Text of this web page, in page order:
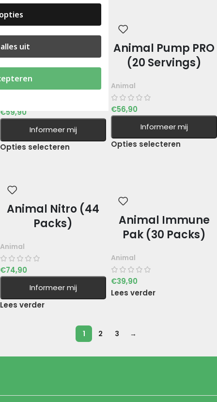
Animal Cuts
Powder (42
servings)
Animal
€59,90
Informeer mij
Opties selecteren
Animal Pump PRO
(20 Servings)
Animal
€56,90
Informeer mij
Opties selecteren
Animal Nitro (44
Packs)
Animal
€74,90
Informeer mij
Lees verder
Animal Immune
Pak (30 Packs)
Animal
€39,90
Lees verder
1 2 3 →
uit